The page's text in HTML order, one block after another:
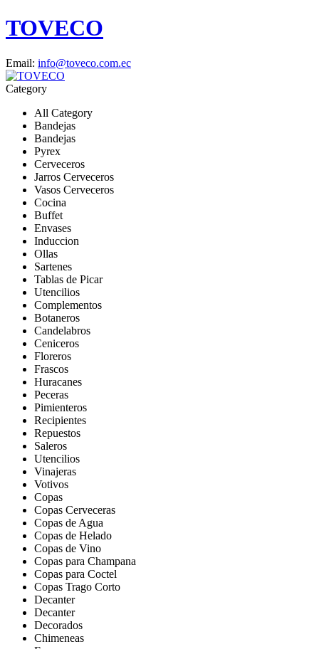
TOVECO
Email: info@toveco.com.ec
Category
All Category
Bandejas
Bandejas
Pyrex
Cerveceros
Jarros Cerveceros
Vasos Cerveceros
Cocina
Buffet
Envases
Induccion
Ollas
Sartenes
Tablas de Picar
Utencilios
Complementos
Botaneros
Candelabros
Ceniceros
Floreros
Frascos
Huracanes
Peceras
Pimienteros
Recipientes
Repuestos
Saleros
Utencilios
Vinajeras
Votivos
Copas
Copas Cerveceras
Copas de Agua
Copas de Helado
Copas de Vino
Copas para Champana
Copas para Coctel
Copas Trago Corto
Decanter
Decanter
Decorados
Chimeneas